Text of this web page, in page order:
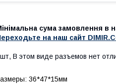
сума замовлення в
на наш сайт
В этом виде разъемов нет
36*47*15мм